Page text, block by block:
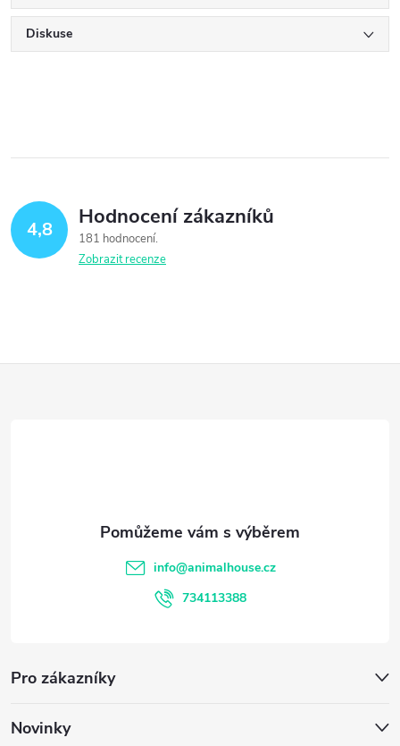
Diskuse
4,8 Hodnocení zákazníků
181 hodnocení
Zobrazit recenze
Pro zákazníky
Novinky
info@animalhouse.cz
734113388